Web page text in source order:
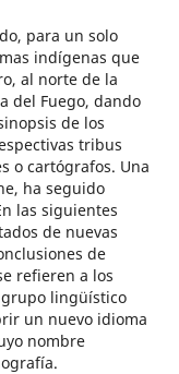
para un solo
indígenas que
al norte de la
del Fuego, dando
de los
tribus
o cartógrafos. Una
ha seguido
las siguientes
de nuevas
de
refieren a los
lingüístico
un nuevo idioma
nombre